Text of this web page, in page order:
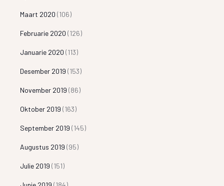
Maart 2020 (106)
Februarie 2020 (126)
Januarie 2020 (113)
Desember 2019 (153)
November 2019 (86)
Oktober 2019 (163)
September 2019 (145)
Augustus 2019 (95)
Julie 2019 (151)